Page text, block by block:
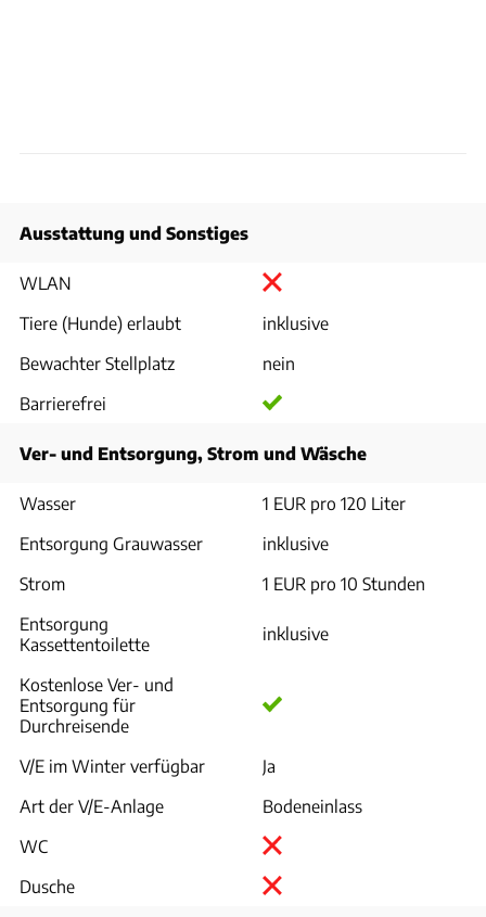
Ausstattung und Sonstiges
WLAN
Tiere (Hunde) erlaubt
inklusive
Bewachter Stellplatz
nein
Barrierefrei
Ver- und Entsorgung, Strom und Wäsche
Wasser
1 EUR pro 120 Liter
Entsorgung Grauwasser
inklusive
Strom
1 EUR pro 10 Stunden
Entsorgung
Kassettentoilette
inklusive
Kostenlose Ver- und
Entsorgung für
Durchreisende
V/E im Winter verfügbar
Ja
Art der V/E-Anlage
Bodeneinlass
WC
Dusche